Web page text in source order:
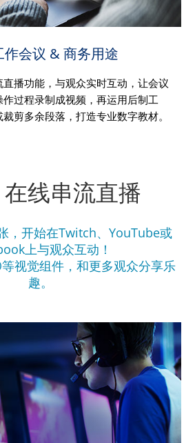
作会议 & 商务用途
播功能，与观众实时互动，让会议
过程录制成视频，再运用后制工
剪多余段落，打造专业数字教材。
在线串流直播
，开始在Twitch、YouTube或
上与观众互动！
视觉组件，和更多观众分享乐
趣。